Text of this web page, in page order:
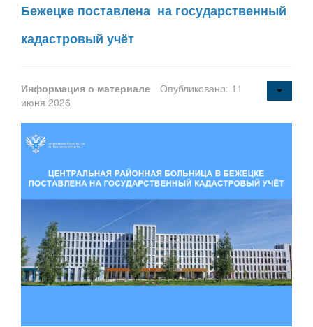
Бежецке поставлена на государственный
кадастровый учёт
Информация о материале
Опубликовано: 11
июня 2026